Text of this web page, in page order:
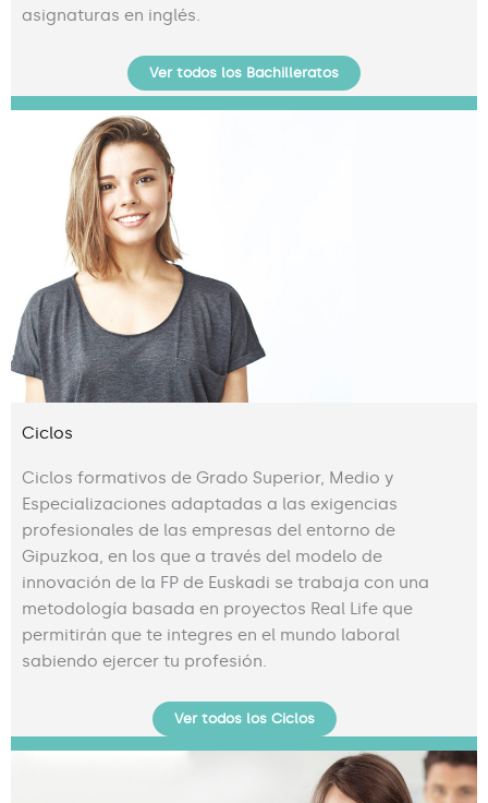
asignaturas en inglés.
Ver todos los Bachilleratos
Ciclos
Ciclos formativos de Grado Superior, Medio y
Especializaciones adaptadas a las exigencias
profesionales de las empresas del entorno de
Gipuzkoa, en los que a través del modelo de
innovación de la FP de Euskadi se trabaja con una
metodología basada en proyectos Real Life que
permitirán que te integres en el mundo laboral
sabiendo ejercer tu profesión.
Ver todos los Ciclos